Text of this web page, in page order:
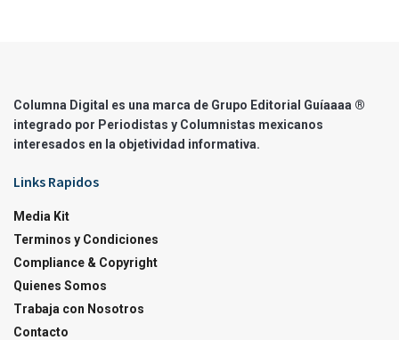
Columna Digital es una marca de Grupo Editorial Guíaaaa ®
integrado por Periodistas y Columnistas mexicanos
interesados en la objetividad informativa.
Links Rapidos
Media Kit
Terminos y Condiciones
Compliance & Copyright
Quienes Somos
Trabaja con Nosotros
Contacto